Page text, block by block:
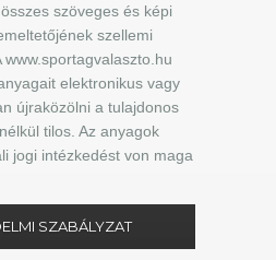
szöveges és képi
szellemi
elektronikus vagy
újraközölni a tulajdonos
tilos. Az anyagok
jogi intézkedést von maga
SZABÁLYZAT